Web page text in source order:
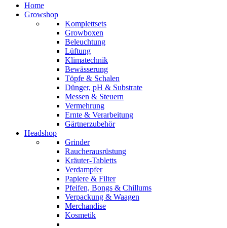
Home
Growshop
Komplettsets
Growboxen
Beleuchtung
Lüftung
Klimatechnik
Bewässerung
Töpfe & Schalen
Dünger, pH & Substrate
Messen & Steuern
Vermehrung
Ernte & Verarbeitung
Gärtnerzubehör
Headshop
Grinder
Raucherausrüstung
Kräuter-Tabletts
Verdampfer
Papiere & Filter
Pfeifen, Bongs & Chillums
Verpackung & Waagen
Merchandise
Kosmetik